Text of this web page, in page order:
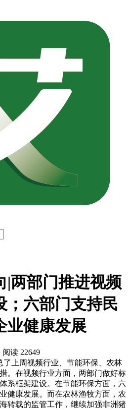
|两部门推进视频
；六部门支持民
业健康发展
阅读 22649
了上周视频行业、节能环保、农林
。在视频行业方面，两部门做好标
系框架建设。在节能环保方面，六
健康发展。而在农林渔牧方面，农
转载的监管工作，继续加强非洲猪